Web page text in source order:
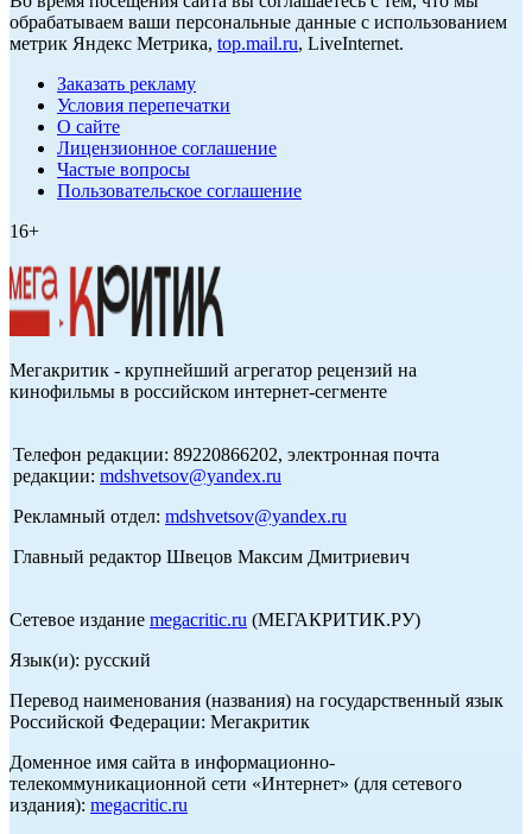
обрабатываем ваши персональные данные с использованием
метрик Яндекс Метрика, top.mail.ru, LiveInternet.
Заказать рекламу
Условия перепечатки
О сайте
Лицензионное соглашение
Частые вопросы
Пользовательское соглашение
16+
Мегакритик - крупнейший агрегатор рецензий на
кинофильмы в российском интернет-сегменте
Телефон редакции: 89220866202, электронная почта
редакции: mdshvetsov@yandex.ru
Рекламный отдел: mdshvetsov@yandex.ru
Главный редактор Швецов Максим Дмитриевич
Сетевое издание megacritic.ru (МЕГАКРИТИК.РУ)
Язык(и): русский
Перевод наименования (названия) на государственный язык
Российской Федерации: Мегакритик
Доменное имя сайта в информационно-
телекоммуникационной сети «Интернет» (для сетевого
издания): megacritic.ru